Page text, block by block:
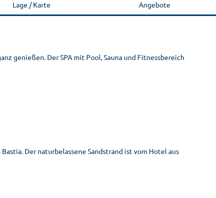
Lage / Karte Angebote
genießen. Der SPA mit Pool, Sauna und Fitnessbereich
Der naturbelassene Sandstrand ist vom Hotel aus